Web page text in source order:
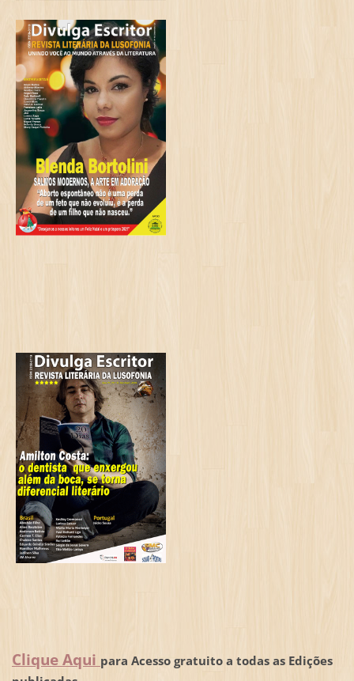
Clique Aqui para Acesso gratuito a todas as Edições